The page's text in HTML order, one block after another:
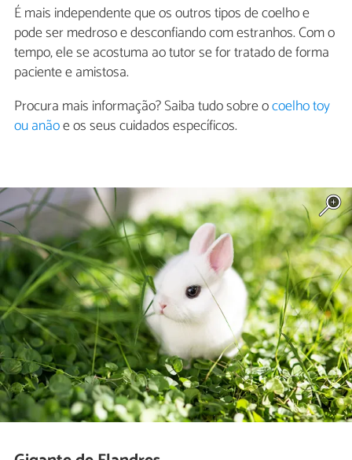
É mais independente que os outros tipos de coelho e
pode ser medroso e desconfiando com estranhos. Com o
tempo, ele se acostuma ao tutor se for tratado de forma
paciente e amistosa.
Procura mais informação? Saiba tudo sobre ocoelho toy
ou anãoe os seus cuidados específicos.